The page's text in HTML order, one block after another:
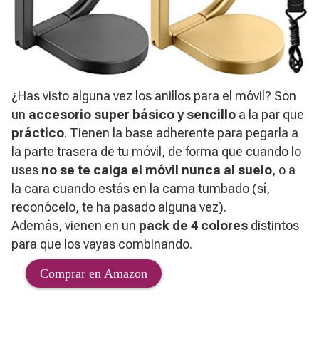
¿Has visto alguna vez los anillos para el móvil? Son
un accesorio super básico y sencillo a la par que
práctico. Tienen la base adherente para pegarla a
la parte trasera de tu móvil, de forma que cuando lo
uses no se te caiga el móvil nunca al suelo, o a
la cara cuando estás en la cama tumbado (sí,
reconócelo, te ha pasado alguna vez).
Además, vienen en un pack de 4 colores distintos
para que los vayas combinando.
Comprar en Amazon